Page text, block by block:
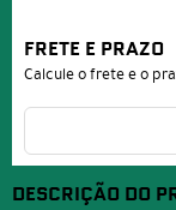
FRETE E PRAZO
Calcule o frete e o
DESCRIÇÃO DO